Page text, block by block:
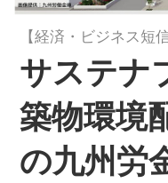
【経済・ビジネス短
サステナ
築物環境
の九州労